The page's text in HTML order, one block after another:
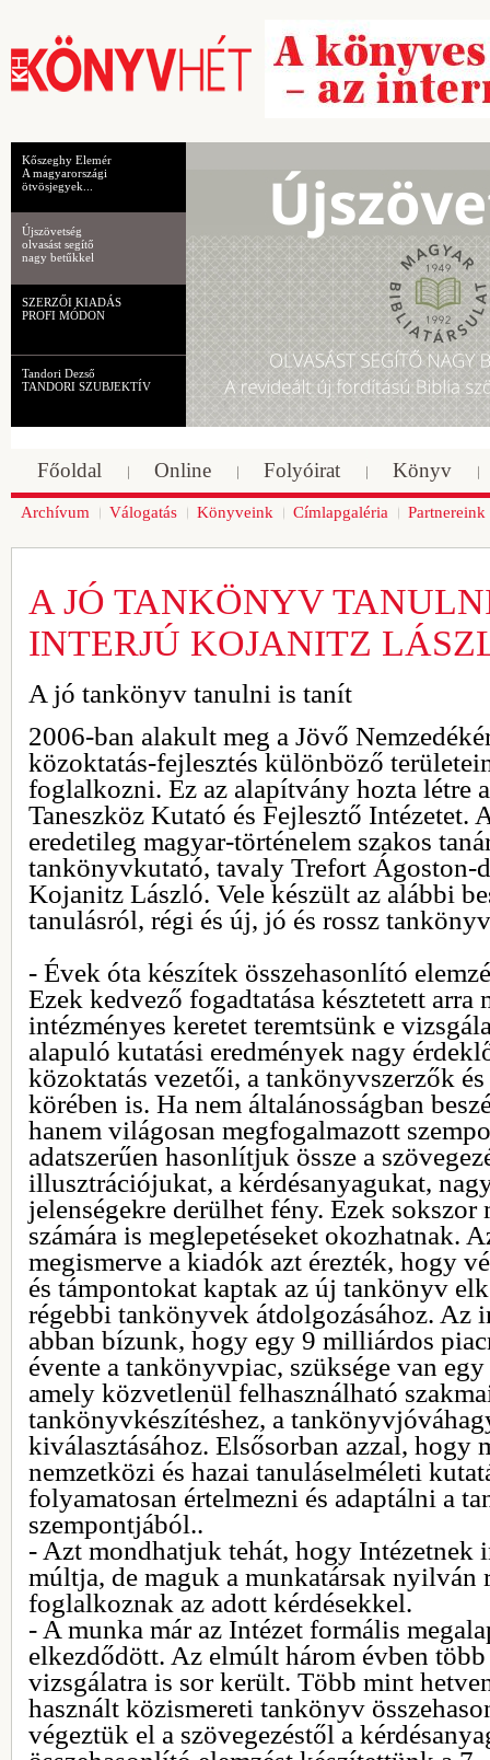
Kőszeghy Elemér
A magyarországi
ötvösjegyek...
Újszövetség
olvasást segítő
nagy betűkkel
SZERZŐI KIADÁS
PROFI MÓDON
Tandori Dezső
TANDORI SZUBJEKTÍV
Főoldal Online Folyóirat Könyv
Archívum Válogatás Könyveink Címlapgaléria Partnereink
A JÓ TANKÖNYV
INTERJÚ KOJANITZ
A jó tankönyv tanulni is tanít
2006-ban alakult meg a Jövő
közoktatás-fejlesztés különböző
foglalkozni. Ez az alapítvány hozta létre
Taneszköz Kutató és Fejlesztő Intézetet.
eredetileg magyar-történelem szakos
tankönyvkutató, tavaly Trefort
Kojanitz László. Vele készült az alábbi
tanulásról, régi és új, jó és rossz
- Évek óta készítek összehasonlító
Ezek kedvező fogadtatása késztetett arra
intézményes keretet teremtsünk e
alapuló kutatási eredmények nagy
közoktatás vezetői, a tankönyvszerzők
körében is. Ha nem általánosságban
hanem világosan megfogalmazott
adatszerűen hasonlítjuk össze a
illusztrációjukat, a kérdésanyagukat,
jelenségekre derülhet fény. Ezek
számára is meglepetéseket okozhatnak.
megismerve a kiadók azt érezték, hogy
és támpontokat kaptak az új tankönyv
régebbi tankönyvek átdolgozásához. Az
abban bízunk, hogy egy 9 milliárdos
évente a tankönyvpiac, szüksége van
amely közvetlenül felhasználható
tankönyvkészítéshez, a
kiválasztásához. Elsősorban azzal, hogy
nemzetközi és hazai tanuláselméleti
folyamatosan értelmezni és adaptálni a
szempontjából..
- Azt mondhatjuk tehát, hogy Intézetnek
múltja, de maguk a munkatársak nyilván
foglalkoznak az adott kérdésekkel.
- A munka már az Intézet formális
elkezdődött. Az elmúlt három évben
vizsgálatra is sor került. Több mint
használt közismereti tankönyv
végeztük el a szövegezéstől a